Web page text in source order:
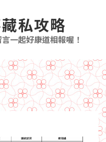
私攻略
一起好康道相報喔！